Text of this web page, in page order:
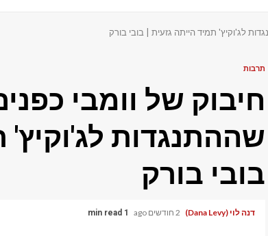
תרבות
שההתנגדות לג'וקיץ'
בובי בורק
דנה לוי (Dana Levy) 2 חודשים ago 1 min read